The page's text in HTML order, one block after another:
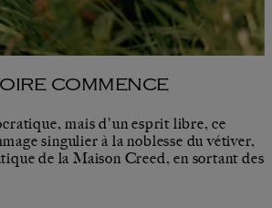
commence
mais d'un esprit libre, ce
singulier à la noblesse du vétiver,
de la Maison Creed, en sortant des